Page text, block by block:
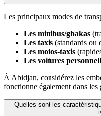
Les principaux modes de
Les minibus/gbakas
Les taxis (standards ou
Les motos-taxis
Les voitures
À Abidjan, considérez les
fonctionne également dans les
Quelles sont les